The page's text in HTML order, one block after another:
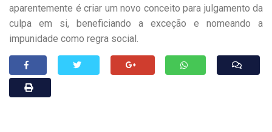
aparentemente é criar um novo conceito para julgamento da
culpa em si, beneficiando a exceção e nomeando a
impunidade como regra social.